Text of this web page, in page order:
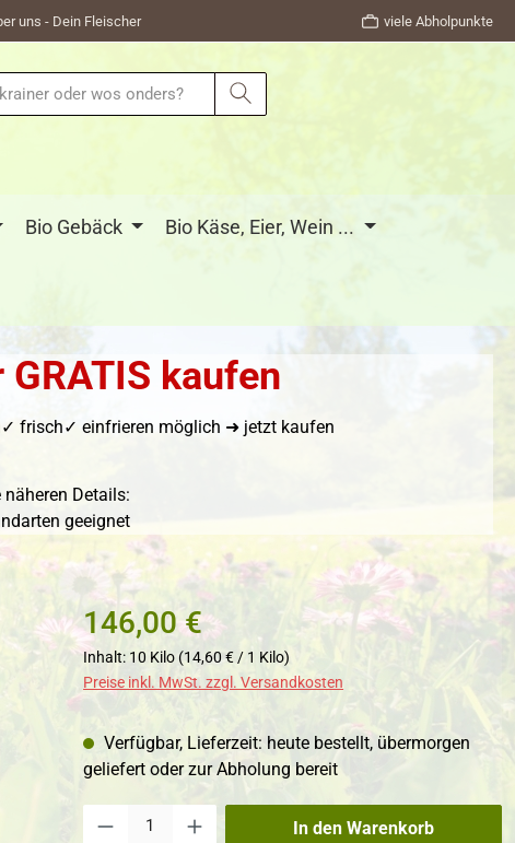
uns - Dein Fleischer viele Abholpunkte
Bio Gebäck Bio Käse, Eier, Wein ...
kaufen
frisch✓ einfrieren möglich ➜ jetzt kaufen
Details:
geeignet
146,00 €
Inhalt: 10 Kilo(14,60 € / 1 Kilo)
Preise inkl. MwSt. zzgl. Versandkosten
Verfügbar, Lieferzeit: heute bestellt, übermorgen
geliefert oder zur Abholung bereit
In den Warenkorb